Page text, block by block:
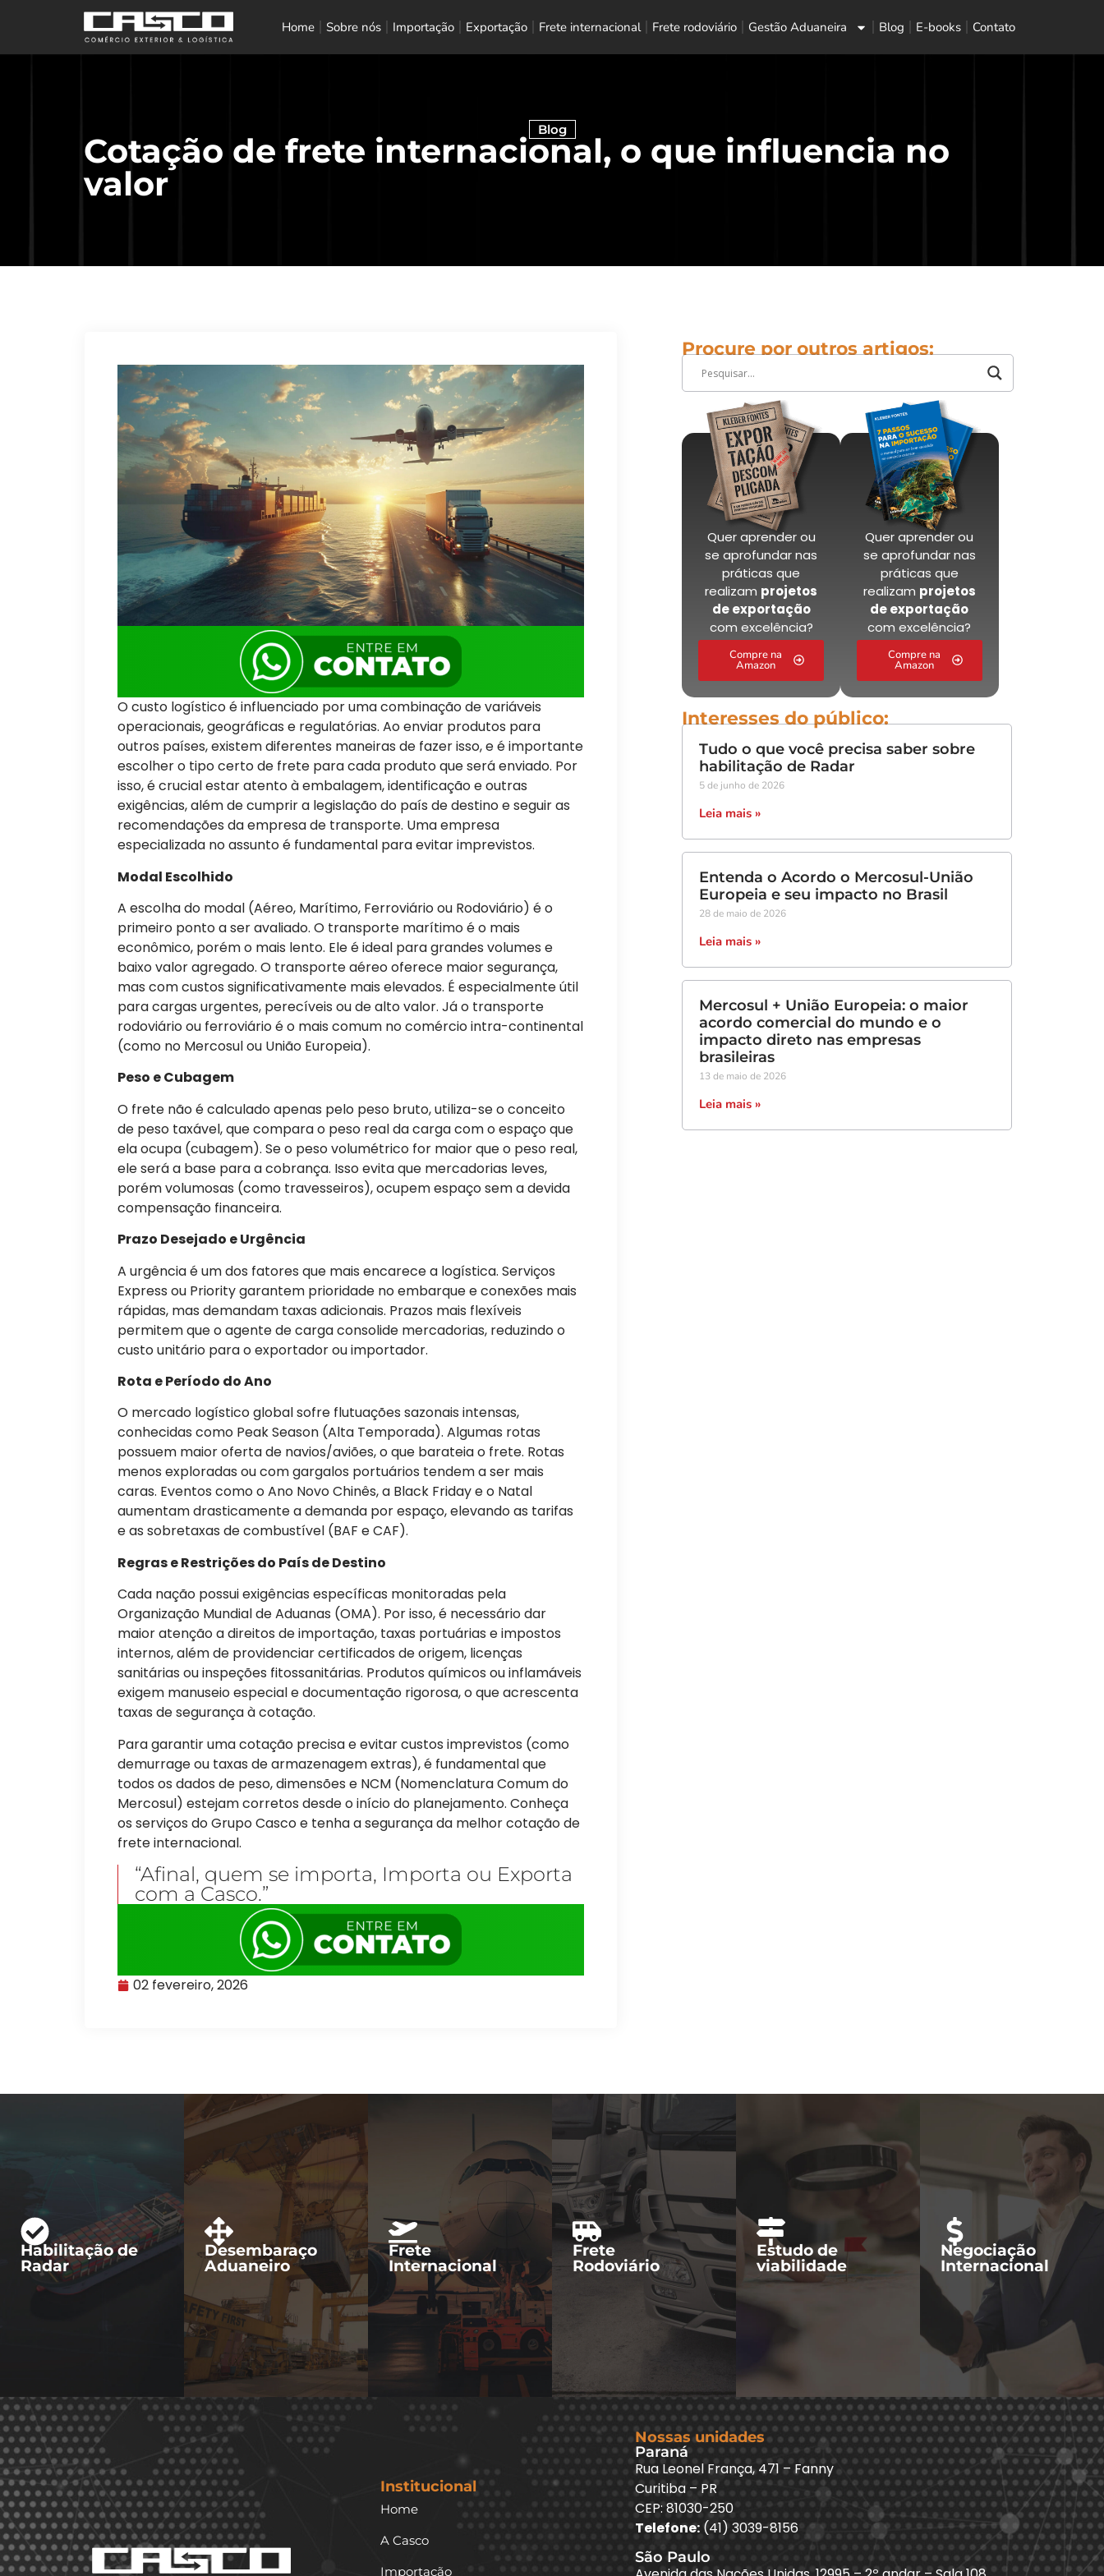
Home Sobre nós Importação Exportação Frete internacional Frete rodoviário Gestão Aduaneira Blog E-books Contato
Blog
Cotação de frete internacional, o que influencia no
valor
O custo logístico é influenciado por uma combinação de variáveis
operacionais, geográficas e regulatórias. Ao enviar produtos para
outros países, existem diferentes maneiras de fazer isso, e é importante
escolher o tipo certo de frete para cada produto que será enviado. Por
isso, é crucial estar atento à embalagem, identificação e outras
exigências, além de cumprir a legislação do país de destino e seguir as
recomendações da empresa de transporte. Uma empresa
especializada no assunto é fundamental para evitar imprevistos.
Modal Escolhido
A escolha do modal (Aéreo, Marítimo, Ferroviário ou Rodoviário) é o
primeiro ponto a ser avaliado. O transporte marítimo é o mais
econômico, porém o mais lento. Ele é ideal para grandes volumes e
baixo valor agregado. O transporte aéreo oferece maior segurança,
mas com custos significativamente mais elevados. É especialmente útil
para cargas urgentes, perecíveis ou de alto valor. Já o transporte
rodoviário ou ferroviário é o mais comum no comércio intra-continental
(como no Mercosul ou União Europeia).
Peso e Cubagem
O frete não é calculado apenas pelo peso bruto, utiliza-se o conceito
de peso taxável, que compara o peso real da carga com o espaço que
ela ocupa (cubagem). Se o peso volumétrico for maior que o peso real,
ele será a base para a cobrança. Isso evita que mercadorias leves,
porém volumosas (como travesseiros), ocupem espaço sem a devida
compensação financeira.
Prazo Desejado e Urgência
A urgência é um dos fatores que mais encarece a logística. Serviços
Express ou Priority garantem prioridade no embarque e conexões mais
rápidas, mas demandam taxas adicionais. Prazos mais flexíveis
permitem que o agente de carga consolide mercadorias, reduzindo o
custo unitário para o exportador ou importador.
Rota e Período do Ano
O mercado logístico global sofre flutuações sazonais intensas,
conhecidas como Peak Season (Alta Temporada). Algumas rotas
possuem maior oferta de navios/aviões, o que barateia o frete. Rotas
menos exploradas ou com gargalos portuários tendem a ser mais
caras. Eventos como o Ano Novo Chinês, a Black Friday e o Natal
aumentam drasticamente a demanda por espaço, elevando as tarifas
e as sobretaxas de combustível (BAF e CAF).
Regras e Restrições do País de Destino
Cada nação possui exigências específicas monitoradas pela
Organização Mundial de Aduanas (OMA). Por isso, é necessário dar
maior atenção a direitos de importação, taxas portuárias e impostos
internos, além de providenciar certificados de origem, licenças
sanitárias ou inspeções fitossanitárias. Produtos químicos ou inflamáveis
exigem manuseio especial e documentação rigorosa, o que acrescenta
taxas de segurança à cotação.
Para garantir uma cotação precisa e evitar custos imprevistos (como
demurrage ou taxas de armazenagem extras), é fundamental que
todos os dados de peso, dimensões e NCM (Nomenclatura Comum do
Mercosul) estejam corretos desde o início do planejamento. Conheça
os serviços do Grupo Casco e tenha a segurança da melhor cotação de
frete internacional.
“Afinal, quem se importa, Importa ou Exporta
com a Casco.”
02 fevereiro, 2026
Procure por outros artigos:
Quer aprender ou
se aprofundar nas
práticas que
realizam projetos
de exportação
com excelência?
Compre na
Amazon
Quer aprender ou
se aprofundar nas
práticas que
realizam projetos
de exportação
com excelência?
Compre na
Amazon
Interesses do público:
Tudo o que você precisa saber sobre
habilitação de Radar
5 de junho de 2026
Leia mais »
Entenda o Acordo o Mercosul-União
Europeia e seu impacto no Brasil
28 de maio de 2026
Leia mais »
Mercosul + União Europeia: o maior
acordo comercial do mundo e o
impacto direto nas empresas
brasileiras
13 de maio de 2026
Leia mais »
Habilitação de
Radar
Desembaraço
Aduaneiro
Frete
Internacional
Frete
Rodoviário
Estudo de
viabilidade
Negociação
Internacional
Institucional
Home
A Casco
Importação
Nossas unidades
Paraná
Rua Leonel França, 471 – Fanny
Curitiba – PR
CEP: 81030-250
Telefone: (41) 3039-8156
São Paulo